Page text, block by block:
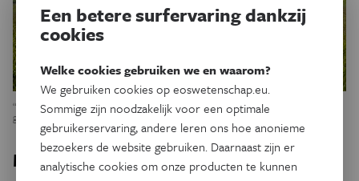
“Studies wijzen uit dat er in Amerika juist meer pesticiden gebruikt worden bij
genetisch bewerkte gewassen.” Credit: Fotolia
Meer dan wetenschap
Een betere surfervaring dankzij
cookies
Welke cookies gebruiken we en waarom?
We gebruiken cookies op eoswetenschap.eu.
Sommige zijn noodzakelijk voor een optimale
gebruikerservaring, andere leren ons hoe anonieme
bezoekers de website gebruiken. Daarnaast zijn er
analytische cookies om onze producten te kunnen